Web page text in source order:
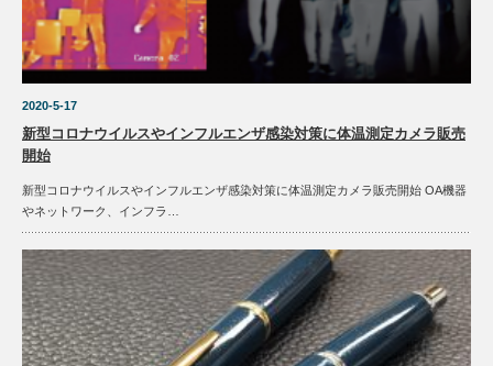
2020-5-17
新型コロナウイルスやインフルエンザ感染対策に体温測定カメラ販売
開始
新型コロナウイルスやインフルエンザ感染対策に体温測定カメラ販売開始 OA機器
やネットワーク、インフラ…